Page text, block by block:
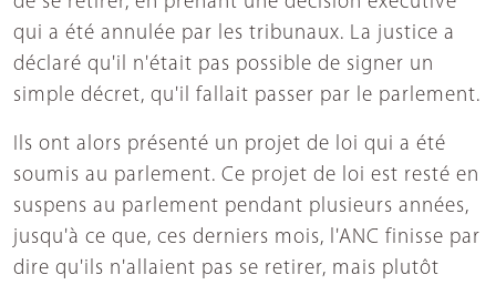
qui a été annulée par les tribunaux. La justice a
déclaré qu'il n'était pas possible de signer un
simple décret, qu'il fallait passer par le parlement.
Ils ont alors présenté un projet de loi qui a été
soumis au parlement. Ce projet de loi est resté en
suspens au parlement pendant plusieurs années,
jusqu'à ce que, ces derniers mois, l'ANC finisse par
dire qu'ils n'allaient pas se retirer, mais plutôt